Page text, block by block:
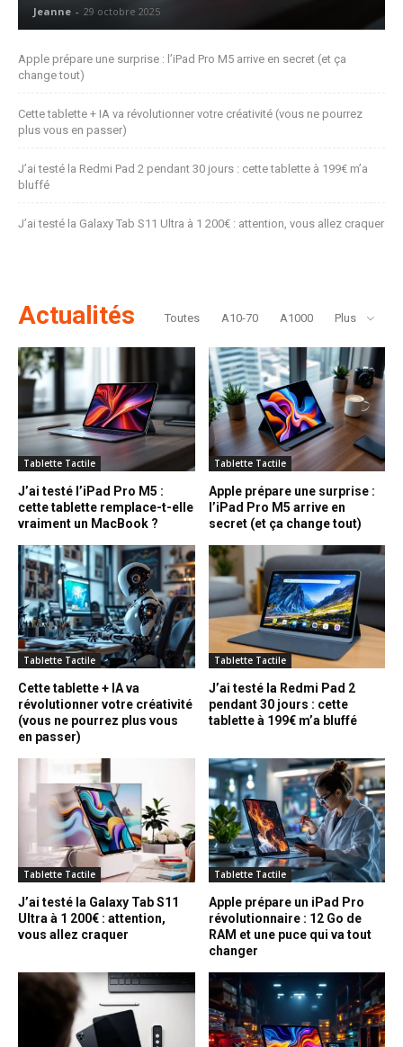
Jeanne - 29 octobre 2025
Apple prépare une surprise : l’iPad Pro M5 arrive en secret (et ça
change tout)
Cette tablette + IA va révolutionner votre créativité (vous ne pourrez
plus vous en passer)
J’ai testé la Redmi Pad 2 pendant 30 jours : cette tablette à 199€ m’a
bluffé
J’ai testé la Galaxy Tab S11 Ultra à 1 200€ : attention, vous allez craquer
Actualités Toutes A10-70 A1000 Plus
Tablette Tactile
J’ai testé l’iPad Pro M5 :
cette tablette remplace-t-elle
vraiment un MacBook ?
Tablette Tactile
Apple prépare une surprise :
l’iPad Pro M5 arrive en
secret (et ça change tout)
Tablette Tactile
Cette tablette + IA va
révolutionner votre créativité
(vous ne pourrez plus vous
en passer)
Tablette Tactile
J’ai testé la Redmi Pad 2
pendant 30 jours : cette
tablette à 199€ m’a bluffé
Tablette Tactile
J’ai testé la Galaxy Tab S11
Ultra à 1 200€ : attention,
vous allez craquer
Tablette Tactile
Apple prépare un iPad Pro
révolutionnaire : 12 Go de
RAM et une puce qui va tout
changer